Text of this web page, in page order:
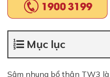
Mục lục
Sâm nhung bổ thận TW3